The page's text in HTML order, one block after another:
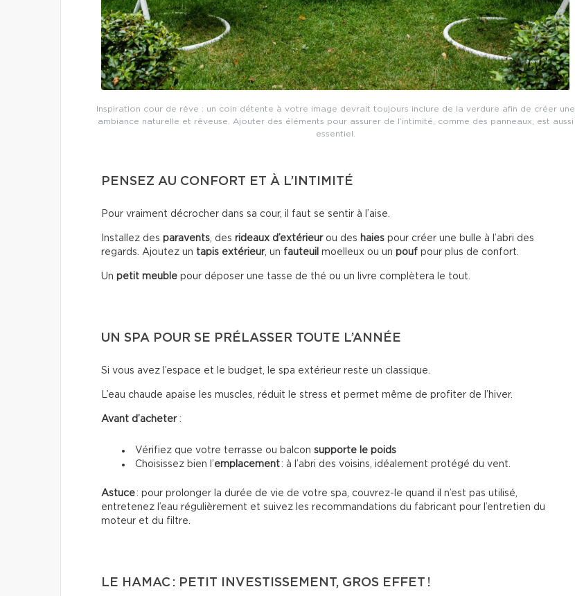
Inspiration cour de rêve : un coin détente à votre image devrait toujours inclure de la verdure afin de créer une
ambiance naturelle et rêveuse. Ajouter des éléments pour assurer de l’intimité, comme des panneaux, est aussi
essentiel.
PENSEZ AU CONFORT ET À L’INTIMITÉ
Pour vraiment décrocher dans sa cour, il faut se sentir à l’aise.
Installez des paravents, des rideaux d’extérieurou des haies pour créer une bulle à l’abri des
regards. Ajoutez un tapis extérieur, un fauteuil moelleux ou un pouf pour plus de confort.
Un petit meuble pour déposer une tasse de thé ou un livre complètera le tout.
UN SPA POUR SE PRÉLASSER TOUTE L’ANNÉE
Si vous avez l’espace et le budget, le spa extérieur reste un classique.
L’eau chaude apaise les muscles, réduit le stress et permet même de profiter de l’hiver.
Avant d’acheter :
Vérifiez que votre terrasse ou balcon supporte le poids
Choisissez bien l’emplacement: à l’abri des voisins, idéalement protégé du vent.
Astuce: pour prolonger la durée de vie de votre spa, couvrez-le quand il n’est pas utilisé,
entretenez l’eau régulièrement et suivez les recommandations du fabricant pour l’entretien du
moteur et du filtre.
LE HAMAC : PETIT INVESTISSEMENT, GROS EFFET !